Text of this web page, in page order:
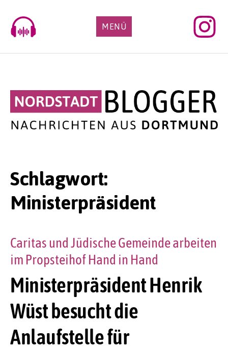
content
MENÜ
Schlagwort:
Ministerpräsident
Ministerpräsident Henrik
Wüst besucht die
Anlaufstelle für
Caritas und Jüdische Gemeinde arbeiten
im Propsteihof Hand in Hand